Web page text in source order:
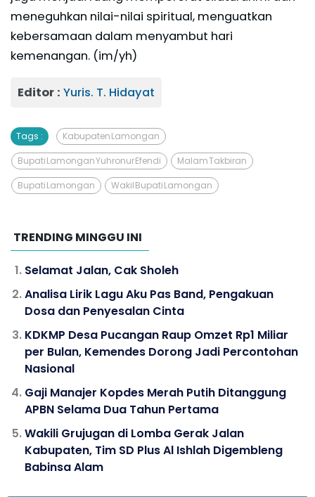
meneguhkan nilai-nilai spiritual, menguatkan
kebersamaan dalam menyambut hari
kemenangan. (im/yh)
Editor : Yuris. T. Hidayat
Tags : Kabupaten Lamongan
Bupati Lamongan Yuhronur Efendi Malam Takbiran
Bupati Lamongan Wakil Bupati Lamongan
TRENDING MINGGU INI
Selamat Jalan, Cak Sholeh
Analisa Lirik Lagu Aku Pas Band, Pengakuan
Dosa dan Penyesalan Cinta
KDKMP Desa Pucangan Raup Omzet Rp1 Miliar
per Bulan, Kemendes Dorong Jadi Percontohan
Nasional
Gaji Manajer Kopdes Merah Putih Ditanggung
APBN Selama Dua Tahun Pertama
Wakili Grujugan di Lomba Gerak Jalan
Kabupaten, Tim SD Plus Al Ishlah Digembleng
Babinsa Alam